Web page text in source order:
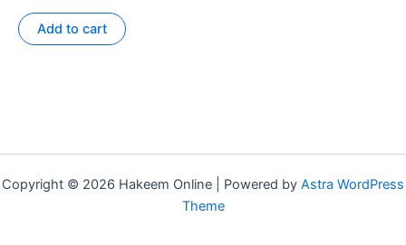
Add to cart
Copyright © 2026 Hakeem Online | Powered by Astra WordPress
Theme